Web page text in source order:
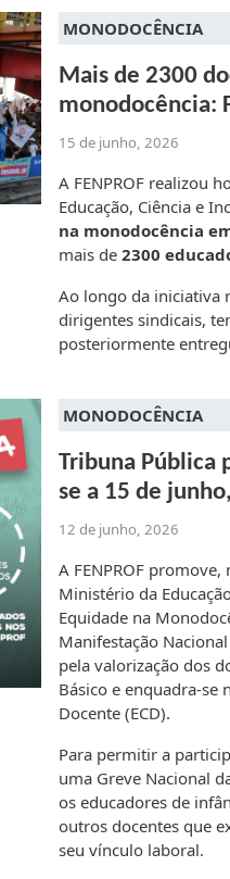
MONODOCÊNCIA
Mais de 2300
monodocência:
15 de junho, 2026
A FENPROF realizou
Educação, Ciência e
na monodocência
mais de 2300
Ao longo da iniciativa
dirigentes sindicais,
posteriormente
MONODOCÊNCIA
Tribuna Pública
se a 15 de
12 de junho, 2026
A FENPROF
Ministério da
Equidade na
Manifestação
pela valorização dos
Básico e enquadra-se
Docente (ECD).
Para permitir a
uma Greve Nacional
os educadores de
outros docentes que
seu vínculo laboral.